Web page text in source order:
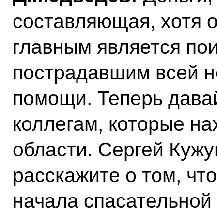
составляющая, хотя
главным является
пострадавшим всей
помощи. Теперь
коллегам, которые
области. Сергей
расскажите о том,
начала